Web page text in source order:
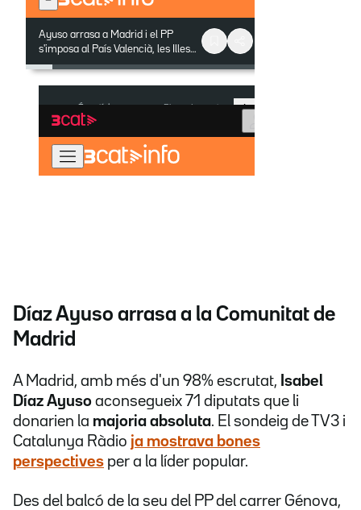
Díaz Ayuso arrasa a la Comunitat de
Madrid
A Madrid, amb més d'un 98% escrutat, Isabel
Díaz Ayuso aconsegueix 71 diputats que li
donarien la majoria absoluta. El sondeig de TV3 i
Catalunya Ràdio ja mostrava bones
perspectives per a la líder popular.
Des del balcó de la seu del PP del carrer Génova,